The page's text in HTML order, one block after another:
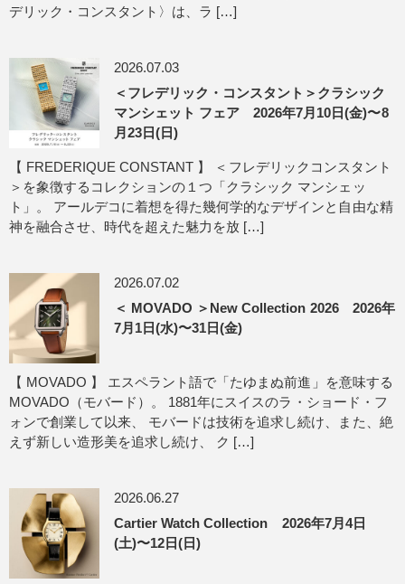
デリック・コンスタント〉は、ラ […]
2026.07.03
＜フレデリック・コンスタント＞クラシック
マンシェット フェア 2026年7月10日(金)〜8
月23日(日)
【 FREDERIQUE CONSTANT 】 ＜フレデリックコンスタント
＞を象徴するコレクションの１つ「クラシック マンシェッ
ト」。 アールデコに着想を得た幾何学的なデザインと自由な精
神を融合させ、時代を超えた魅力を放 […]
2026.07.02
＜ MOVADO ＞New Collection 2026 2026年
7月1日(水)〜31日(金)
【 MOVADO 】 エスペラント語で「たゆまぬ前進」を意味する
MOVADO（モバード）。 1881年にスイスのラ・ショード・フ
ォンで創業して以来、 モバードは技術を追求し続け、また、絶
えず新しい造形美を追求し続け、 ク […]
2026.06.27
Cartier Watch Collection 2026年7月4日
(土)〜12日(日)